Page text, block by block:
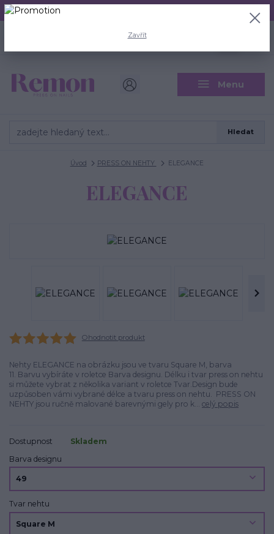
Aktuální doba odeslání je 3 - 5 pracovních dní.
Menu
CZK
Hledat
Úvod PRESS ON NEHTY ELEGANCE
ELEGANCE
Ohodnotit produkt
Nehty ELEGANCE na obrázku jsou ve tvaru Square M, barva
11. Barvu vybíráte v roletce Barva designu. Délku i tvar press on nehtu
si můžete vybrat z několika variant v roletce Tvar.Design bude
uzpůsoben vámi vybrané délce a tvaru press on nehtu. PRESS ON
NEHTY jsou ručně malované barevnými gely pro k... celý popis
Dostupnost
Skladem
Barva designu
Tvar nehtu
Zavřít